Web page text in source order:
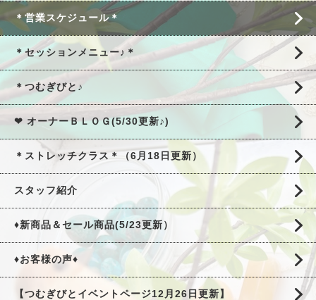
＊営業スケジュール＊
＊セッションメニュー♪＊
＊つむぎびと♪
❤ オーナーＢＬＯＧ(5/30更新♪)
＊ストレッチクラス＊（6月18日更新）
スタッフ紹介
♦新商品＆セール商品(5/23更新）
♦お客様の声♦
【つむぎびとイベントページ12月26日更新】